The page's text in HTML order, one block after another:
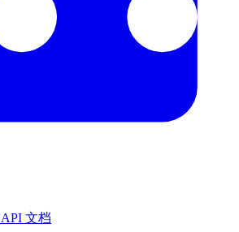
API 文档